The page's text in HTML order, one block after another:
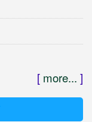
[ more... ]